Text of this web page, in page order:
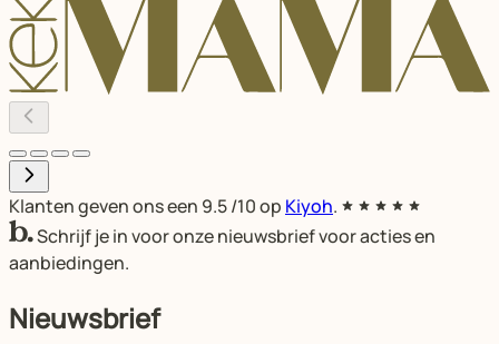
Klanten geven ons een 9.5/10 op Kiyoh.
Schrijf je in voor onze nieuwsbrief voor acties en
aanbiedingen.
Nieuwsbrief